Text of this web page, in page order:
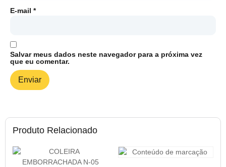
Produto Relacionado
E-mail *
Salvar meus dados neste navegador para a próxima vez
que eu comentar.